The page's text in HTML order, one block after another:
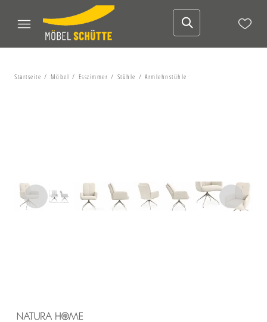
Startseite Möbel Esszimmer Stühle Armlehnstühle